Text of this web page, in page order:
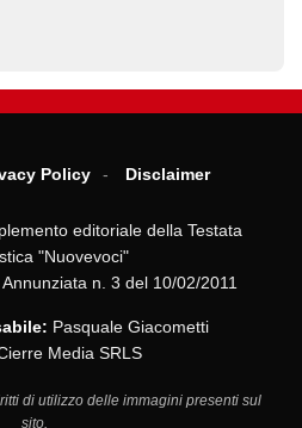
Policy Disclaimer
editoriale della Testata
"Nuovevoci"
n. 3 del 10/02/2011
Pasquale Giacometti
Media SRLS
di utilizzo delle immagini presenti sul
sito.